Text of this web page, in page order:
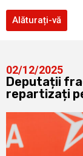
Alăturați-vă
02/12/2025
Deputații
repartizați